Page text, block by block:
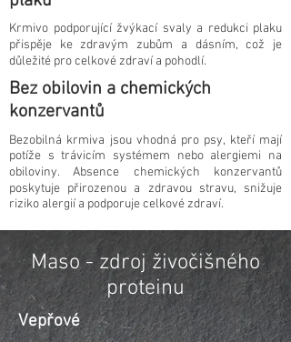
Krmivo podporující žvýkací svaly a redukci plaku
přispěje ke zdravým zubům a dásním, což je
důležité pro celkové zdraví a pohodlí.
Bez obilovin a chemických
konzervantů
Bezobilná krmiva jsou vhodná pro psy, kteří mají
potíže s trávicím systémem nebo alergiemi na
obiloviny. Absence chemických konzervantů
poskytuje přirozenou a zdravou stravu, snižuje
riziko alergií a podporuje celkové zdraví.
Maso - zdroj živočišného
proteinu
Vepřové